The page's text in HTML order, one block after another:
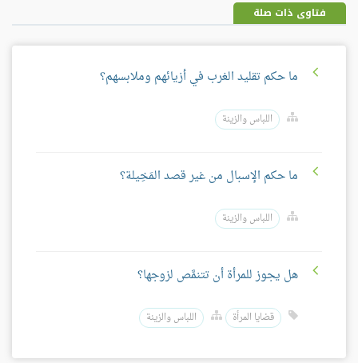
فتاوى ذات صلة
ما حكم تقليد الغرب في أزيائهم وملابسهم؟
اللباس والزينة
ما حكم الإسبال من غير قصد المَخِيلة؟
اللباس والزينة
هل يجوز للمرأة أن تتنمَّص لزوجها؟
قضايا المرأة اللباس والزينة